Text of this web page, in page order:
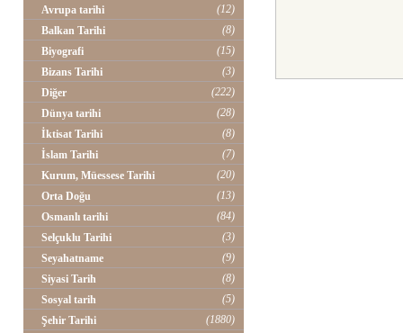
Avrupa tarihi
(12)
Balkan Tarihi
(8)
Biyografi
(15)
Bizans Tarihi
(3)
Diğer
(222)
Dünya tarihi
(28)
İktisat Tarihi
(8)
İslam Tarihi
(7)
Kurum, Müessese Tarihi
(20)
Orta Doğu
(13)
Osmanlı tarihi
(84)
Selçuklu Tarihi
(3)
Seyahatname
(9)
Siyasi Tarih
(8)
Sosyal tarih
(5)
Şehir Tarihi
(1880)